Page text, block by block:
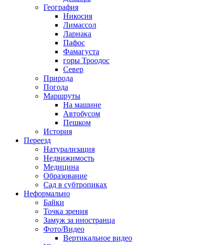
География
Никосия
Лимассол
Ларнака
Пафос
Фамагуста
горы Троодос
Север
Природа
Погода
Маршруты
На машине
Автобусом
Пешком
История
Переезд
Натурализация
Недвижимость
Медицина
Образование
Сад в субтропиках
Неформально
Байки
Точка зрения
Замуж за иностранца
Фото/Видео
Вертикальное видео